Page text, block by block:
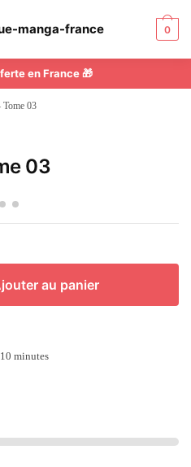
0
en France 🎁
03
03
au panier
minutes